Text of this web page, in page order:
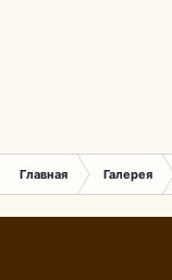
Главная Галерея